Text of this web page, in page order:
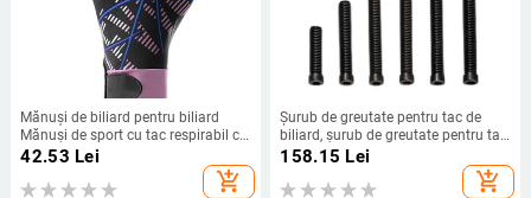
Mănuși de biliard pentru biliard
Mănuși de sport cu tac respirabil cu
uscare rapidă Mănuși anti-
alunecare Mănuși de biliard cu 3
degete elastice pentru bărbați sau
42.53 Lei
add_shopping_cart
Șurub de greutate pentru tac de
biliard, șurub de greutate pentru tac
de biliard, șurub de greutate de
antrenament
158.15 Lei
add_shopping_cart